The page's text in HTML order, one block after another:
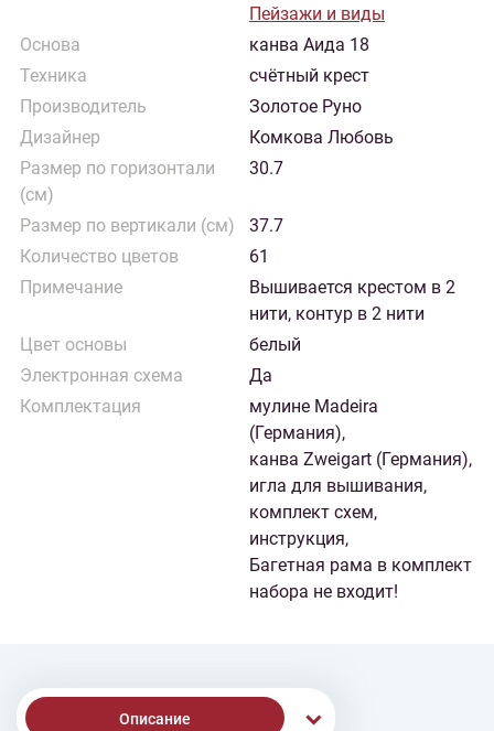
Пейзажи и виды
Основа
канва Аида 18
Техника
счётный крест
Производитель
Золотое Руно
Дизайнер
Комкова Любовь
Размер по горизонтали
(см)
30.7
Размер по вертикали (см)
37.7
Количество цветов
61
Примечание
Вышивается крестом в 2
нити, контур в 2 нити
Цвет основы
белый
Электронная схема
Да
Комплектация
мулине Madeira
(Германия),
канва Zweigart (Германия),
игла для вышивания,
комплект схем,
инструкция,
Багетная рама в комплект
набора не входит!
Описание